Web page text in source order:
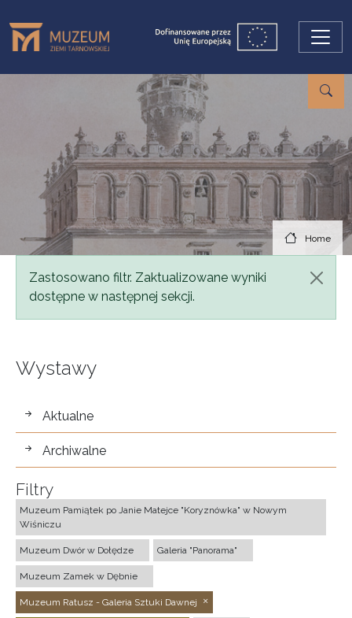
Home
Status message
Zastosowano filtr. Zaktualizowane wyniki
dostępne w następnej sekcji.
Wystawy
wystawy
Aktualne
Archiwalne
Filtry
Muzeum Pamiątek po Janie Matejce "Koryznówka" w Nowym
Wiśniczu
Muzeum Dwór w Dołędze Galeria "Panorama"
Muzeum Zamek w Dębnie
Muzeum Ratusz - Galeria Sztuki Dawnej